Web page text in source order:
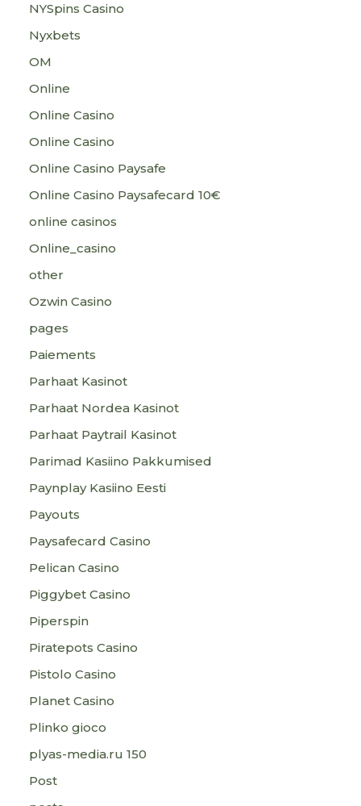
NYSpins Casino
Nyxbets
OM
Online
Online Casino
Online Casino
Online Casino Paysafe
Online Casino Paysafecard 10€
online casinos
Online_casino
other
Ozwin Casino
pages
Paiements
Parhaat Kasinot
Parhaat Nordea Kasinot
Parhaat Paytrail Kasinot
Parimad Kasiino Pakkumised
Paynplay Kasiino Eesti
Payouts
Paysafecard Casino
Pelican Casino
Piggybet Casino
Piperspin
Piratepots Casino
Pistolo Casino
Planet Casino
Plinko gioco
plyas-media.ru 150
Post